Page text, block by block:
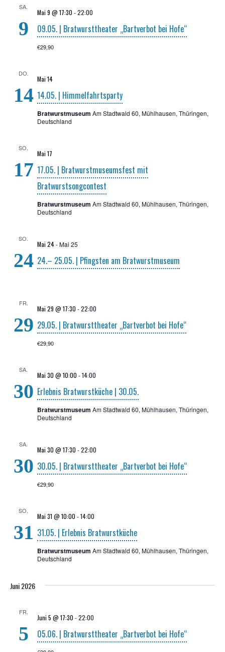
SA.
9 09.05. | Brat­wurst­thea­ter „Bart­ver­bot bei Hofe“
Mai 9 @ 17:30 -22:00
€29,90
DO.
14 14.05. | Himmelfahrtsparty
Mai 14
Bratwurstmuseum Am Stadtwald 60, Mühlhausen, Thüringen,
Deutschland
SO.
17 17.05. | Brat­wurst­mu­se­ums­fest mit
Bratwurstsongcontest
Mai 17
Bratwurstmuseum Am Stadtwald 60, Mühlhausen, Thüringen,
Deutschland
SO.
24 24.– 25.05. | Pfings­ten am Bratwurstmuseum
Mai 24-Mai 25
FR.
29 29.05. | Brat­wurst­thea­ter „Bart­ver­bot bei Hofe“
Mai 29 @ 17:30 -22:00
€29,90
SA.
30 Erleb­nis Brat­wurst­kü­che | 30.05.
Mai 30 @ 10:00 -14:00
Bratwurstmuseum Am Stadtwald 60, Mühlhausen, Thüringen,
Deutschland
SA.
30 30.05. | Brat­wurst­thea­ter „Bart­ver­bot bei Hofe“
Mai 30 @ 17:30 -22:00
€29,90
SO.
31 31.05. | Erleb­nis Bratwurstküche
Mai 31 @ 10:00 -14:00
Bratwurstmuseum Am Stadtwald 60, Mühlhausen, Thüringen,
Deutschland
Juni 2026
FR.
5 05.06. | Brat­wurst­thea­ter „Bart­ver­bot bei Hofe“
Juni 5 @ 17:30 -22:00